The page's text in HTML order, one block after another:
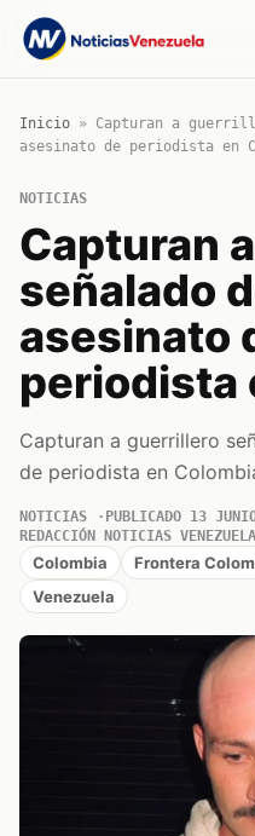
Inicio » Capturan a
asesinato de periodista en
NOTICIAS
Capturan
señalado
asesinato
periodista
Capturan a guerrillero
de periodista en
NOTICIAS PUBLICADO 13
REDACCIÓN NOTICIAS VENEZUELA
Colombia Frontera
Venezuela